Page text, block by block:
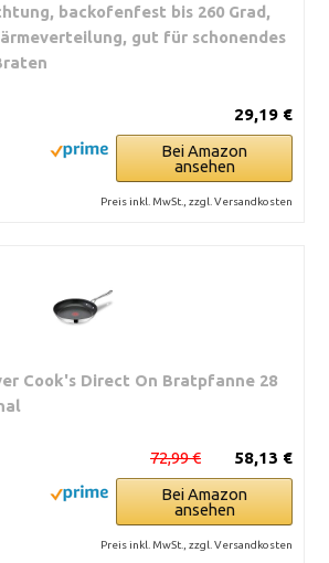
backofenfest bis 260 Grad,
gut für schonendes
29,19 €
Bei Amazon
ansehen
Preis inkl. MwSt., zzgl. Versandkosten
Cook's Direct On Bratpfanne 28
58,13 €
72,99 €
Bei Amazon
ansehen
Preis inkl. MwSt., zzgl. Versandkosten